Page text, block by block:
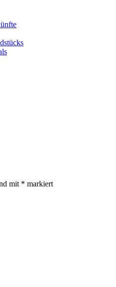
mit * markiert